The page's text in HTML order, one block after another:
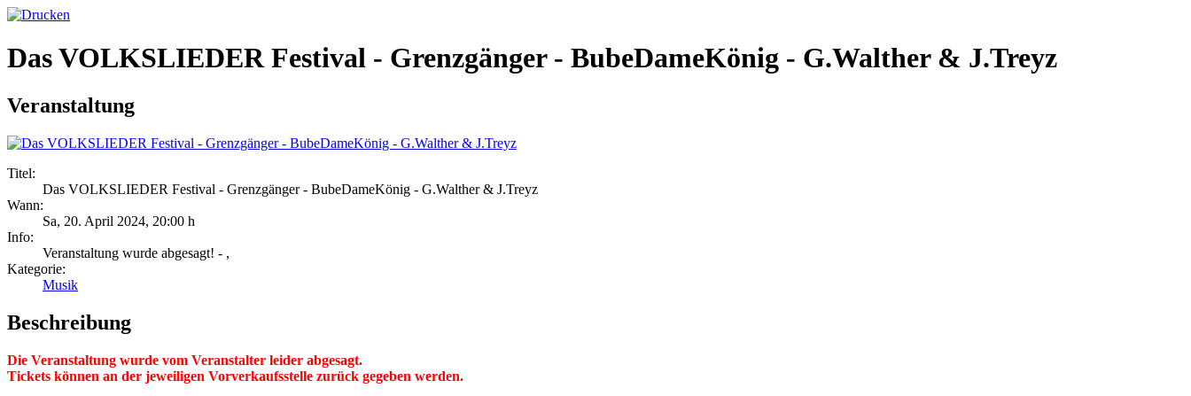
Das VOLKSLIEDER Festival - Grenzgänger - BubeDameKönig - G.Walther & J.Treyz
Veranstaltung
Titel:
Das VOLKSLIEDER Festival - Grenzgänger - BubeDameKönig - G.Walther & J.Treyz
Wann:
Sa, 20. April 2024, 20:00 h
Info:
Veranstaltung wurde abgesagt! - ,
Kategorie:
Musik
Beschreibung
Die Veranstaltung wurde vom Veranstalter leider abgesagt.
Tickets können an der jeweiligen Vorverkaufsstelle zurück gegeben werden.